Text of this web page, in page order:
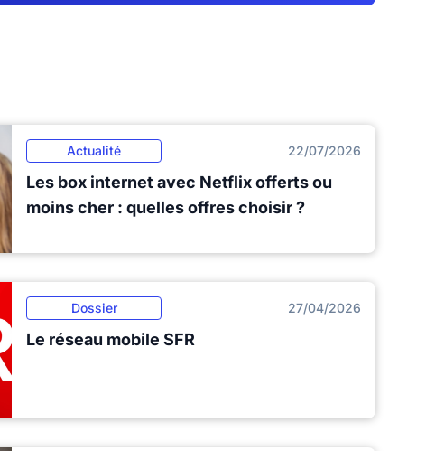
Actualité 22/07/2026
Les box internet avec Netflix offerts ou
moins cher : quelles offres choisir ?
Dossier 27/04/2026
Le réseau mobile SFR